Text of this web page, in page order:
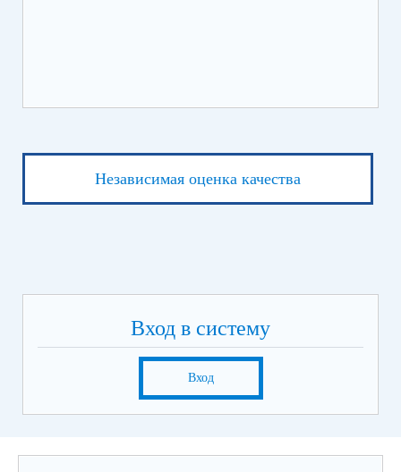
Независимая оценка качества
Вход в систему
Вход